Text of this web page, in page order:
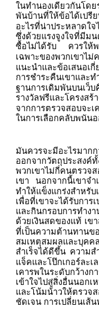
ในทำนองเดียวกันโด
พันบ้านที่ให้ข้อได้เปรี
อะไรที่น่าประหลาดใจ
ซึ่งด้วยแรงจูงใจที่มีม
ซื้อไม่ได้รับ
ควรให้
เฉพาะของพวกเขาไ
แนะนำและข้อเสนอเ
การชำระคืนเขาและ
ฐานการเดิมพันบนเว็
รางวัลฟรีและโครงสร้
จากการตรวจสอบจะ
ในการเลือกคลับพนัน
มันควรจะมีอะไรมาก
ออกจากวัตถุประสงค์
พวกเขาไม่กี่คนตรวจ
เขา
นอกจากนี้เขาจำ
ทำให้แข็งแกร่งสำหรั
เพื่อที่เขาจะได้รับกา
และกินกรอบการทำงา
ด้วยเงินสดของแท้ เข
ที่เป็นความต้านทานข
สมเหตุสมผลและบุคค
สำเร็จได้ดีขึ้น ความส
แจ็คและโป๊กเกอร์ละ
เคารพในระดับกว้างก
เข้าใจไปสู่สิ่งอื่นนอกเ
และโน้มน้าวให้ตรวจ
ชัดเจน การเปลี่ยนเส้